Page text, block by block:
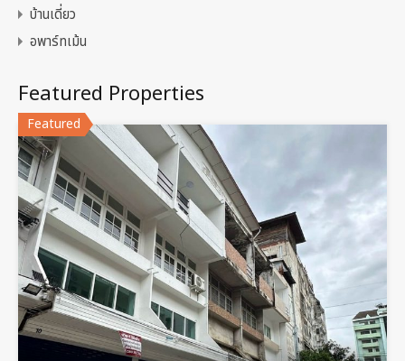
บ้านเดี่ยว
อพาร์ทเม้น
Featured Properties
Featured